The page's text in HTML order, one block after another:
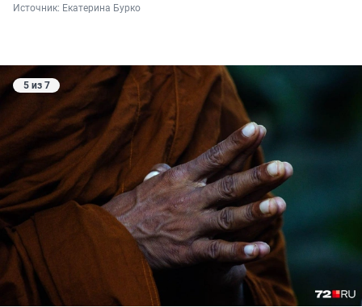
Источник: Екатерина Бурко
5 из 7